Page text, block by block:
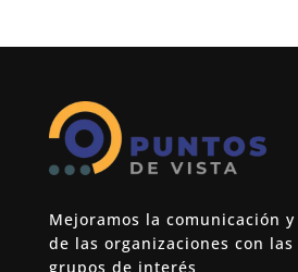
Mejoramos la comunicación
de las organizaciones con las
grupos de interés